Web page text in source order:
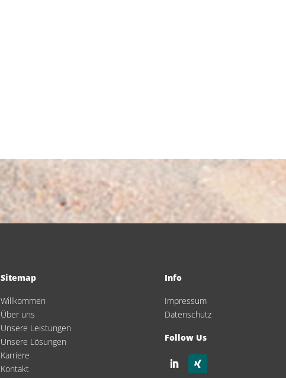
Sitemap
Willkommen
Über uns
Unsere Leistungen
Unsere Lösungen
Karriere
Kontakt
Info
Impressum
Datenschutz
Follow Us